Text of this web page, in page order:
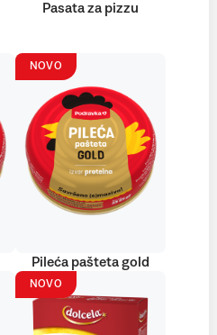
Pasata za pizzu
NOVO
Pileća pašteta gold
NOVO